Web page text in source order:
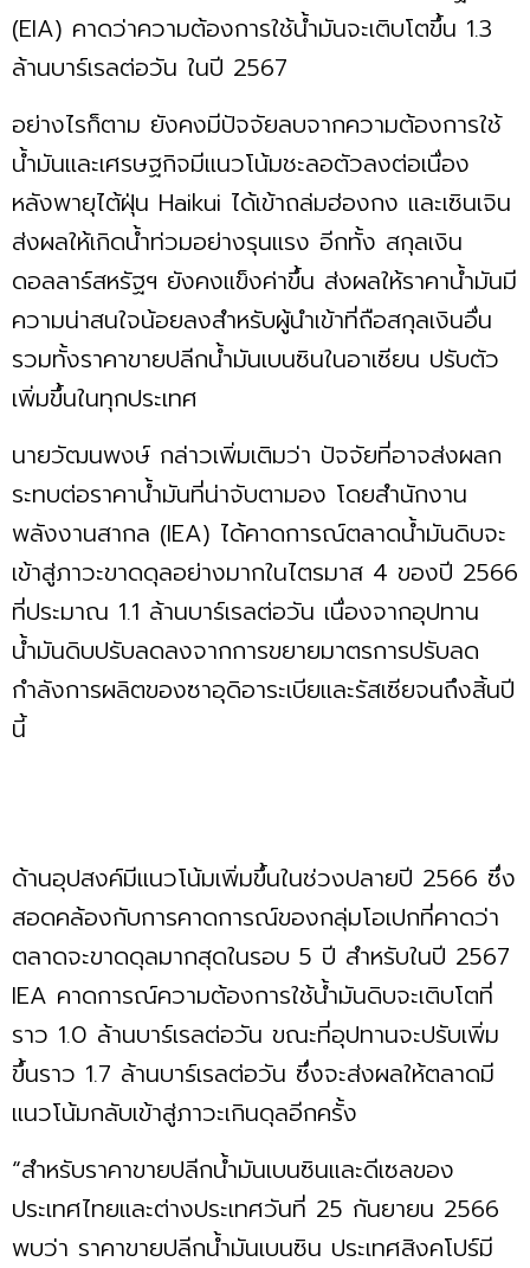
(EIA) คาดว่าความต้องการใช้น้ำมันจะเติบโตขึ้น 1.3
ล้านบาร์เรลต่อวัน ในปี 2567
อย่างไรก็ตาม ยังคงมีปัจจัยลบจากความต้องการใช้
น้ำมันและเศรษฐกิจมีแนวโน้มชะลอตัวลงต่อเนื่อง
หลังพายุไต้ฝุ่น Haikui ได้เข้าถล่มฮ่องกง และเซินเจิน
ส่งผลให้เกิดน้ำท่วมอย่างรุนแรง อีกทั้ง สกุลเงิน
ดอลลาร์สหรัฐฯ ยังคงแข็งค่าขึ้น ส่งผลให้ราคาน้ำมันมี
ความน่าสนใจน้อยลงสำหรับผู้นำเข้าที่ถือสกุลเงินอื่น
รวมทั้งราคาขายปลีกน้ำมันเบนซินในอาเซียน ปรับตัว
เพิ่มขึ้นในทุกประเทศ
นายวัฒนพงษ์ กล่าวเพิ่มเติมว่า ปัจจัยที่อาจส่งผลก
ระทบต่อราคาน้ำมันที่น่าจับตามอง โดยสำนักงาน
พลังงานสากล (IEA) ได้คาดการณ์ตลาดน้ำมันดิบจะ
เข้าสู่ภาวะขาดดุลอย่างมากในไตรมาส 4 ของปี 2566
ที่ประมาณ 1.1 ล้านบาร์เรลต่อวัน เนื่องจากอุปทาน
น้ำมันดิบปรับลดลงจากการขยายมาตรการปรับลด
กำลังการผลิตของซาอุดิอาระเบียและรัสเซียจนถึงสิ้นปี
นี้
ด้านอุปสงค์มีแนวโน้มเพิ่มขึ้นในช่วงปลายปี 2566 ซึ่ง
สอดคล้องกับการคาดการณ์ของกลุ่มโอเปกที่คาดว่า
ตลาดจะขาดดุลมากสุดในรอบ 5 ปี สำหรับในปี 2567
IEA คาดการณ์ความต้องการใช้น้ำมันดิบจะเติบโตที่
ราว 1.0 ล้านบาร์เรลต่อวัน ขณะที่อุปทานจะปรับเพิ่ม
ขึ้นราว 1.7 ล้านบาร์เรลต่อวัน ซึ่งจะส่งผลให้ตลาดมี
แนวโน้มกลับเข้าสู่ภาวะเกินดุลอีกครั้ง
“สำหรับราคาขายปลีกน้ำมันเบนซินและดีเซลของ
ประเทศไทยและต่างประเทศวันที่ 25 กันยายน 2566
พบว่า ราคาขายปลีกน้ำมันเบนซิน ประเทศสิงคโปร์มี